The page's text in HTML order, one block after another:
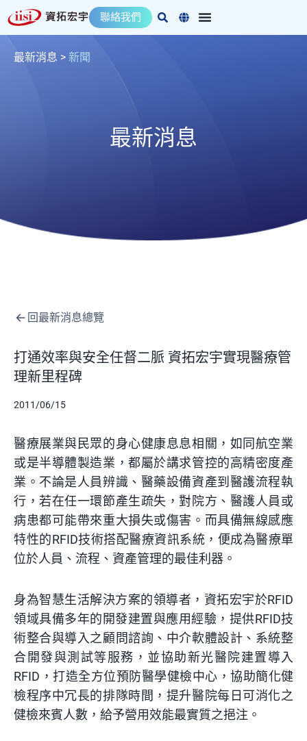
至
主
聯絡我們
最新消息 > 新聞
最新消息
回最新消息總覽
打通效率與安全任督二脈 資拓宏宇實現醫療管
理新里程碑
2011/06/15
醫療展業與民眾的身心健康息息相關，如同航空業
或是半導體製造業，都屬於講求管控的高精密度產
業。不論是人員辨識、醫藥設備資產到醫護流程執
行，若在任一環節產生疏失，對院方、醫護人員或
病患都可能帶來重大損失或傷害。而具備無線感應
特性的RFID技術搭配醫療資訊系統，便成為醫療單
位於人員、流程、資產管理的最佳利器。
身為智慧生活解決方案的領導者，資拓宏宇於RFID
領域具備多年的開發建置與應用經驗，提供RFID技
術整合與導入之顧問諮詢、中介軟體設計、系統整
合開發與測試等服務，並協助新光醫院建置導入
RFID，打造全方位預防醫學健檢中心，協助簡化健
檢程序中冗長的排隊時間，提升醫院每日可消化之
健檢來賓人數， 給予營用效能最實質之挹注。